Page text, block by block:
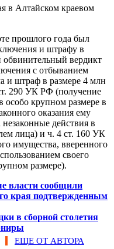
в Алтайском краевом
прошлого года был
и штрафу в
обвинительный вердикт
с отбыванием
и штраф в размере 4 млн
290 УК РФ (получение
крупном размере в
оказания ему
действия в
лица) и ч. 4 ст. 160 УК
имущества, вверенного
своего
размере).
власти сообщили
края подтвержденным
в сборной столетия
ЕЩЕ ОТ АВТОРА